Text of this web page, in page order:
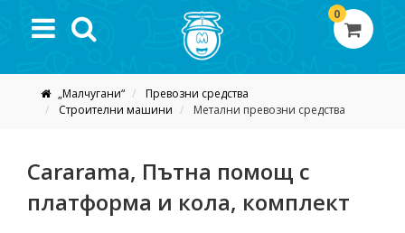
0
„Малчугани“
Превозни средства
Строителни машини
Метални превозни средства
Cararama, Пътна помощ с
платформа и кола, комплект